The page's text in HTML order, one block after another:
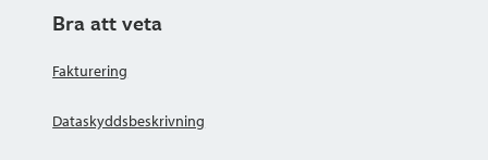
Bra att veta
Fakturering
Dataskyddsbeskrivning